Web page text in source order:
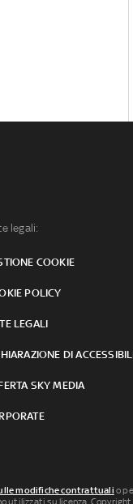
legali:
COOKIE
POLICY
LEGALI
DI
SKY MEDIA
modifiche contrattuali o